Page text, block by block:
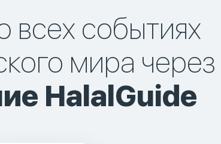
всех событиях
мира через
HalalGuide